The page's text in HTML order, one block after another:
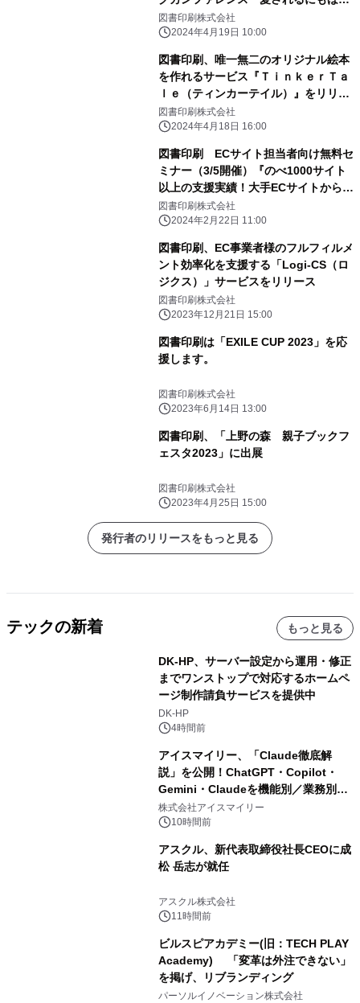
がある EC事業者が目指す愛される店
舗づくり』に登壇
図書印刷株式会社
2024年4月19日 10:00
図書印刷、唯一無二のオリジナル絵本
を作れるサービス『ＴｉｎｋｅｒＴａ
ｌｅ（ティンカーテイル）』をリリー
ス
図書印刷株式会社
2024年4月18日 16:00
図書印刷 ECサイト担当者向け無料セ
ミナー（3/5開催）『のべ1000サイト
以上の支援実績！大手ECサイトから学
ぶ顧客体験の設計手法大全』に登壇
図書印刷株式会社
2024年2月22日 11:00
図書印刷、EC事業者様のフルフィルメ
ント効率化を支援する「Logi-CS（ロ
ジクス）」サービスをリリース
図書印刷株式会社
2023年12月21日 15:00
図書印刷は「EXILE CUP 2023」を応
援します。
図書印刷株式会社
2023年6月14日 13:00
図書印刷、「上野の森 親子ブックフ
ェスタ2023」に出展
図書印刷株式会社
2023年4月25日 15:00
発行者のリリースをもっと見る
テックの新着 もっと見る
DK-HP、サーバー設定から運用・修正
までワンストップで対応するホームペ
ージ制作請負サービスを提供中
DK-HP
4時間前
アイスマイリー、「Claude徹底解
説」を公開！ChatGPT・Copilot・
Gemini・Claudeを機能別／業務別に
比較―自社に合う生成AIの選び方がわ
かる実践ガイド
株式会社アイスマイリー
10時間前
アスクル、新代表取締役社長CEOに成
松 岳志が就任
アスクル株式会社
11時間前
ビルスピアカデミー(旧：TECH PLAY
Academy) 「変革は外注できない」
を掲げ、リブランディング
パーソルイノベーション株式会社